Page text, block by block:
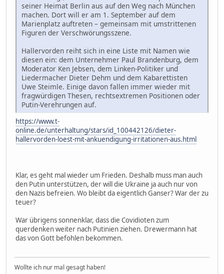
seiner Heimat Berlin aus auf den Weg nach München
machen. Dort will er am 1. September auf dem
Marienplatz auftreten – gemeinsam mit umstrittenen
Figuren der Verschwörungsszene.
Hallervorden reiht sich in eine Liste mit Namen wie
diesen ein: dem Unternehmer Paul Brandenburg, dem
Moderator Ken Jebsen, dem Linken-Politiker und
Liedermacher Dieter Dehm und dem Kabarettisten
Uwe Steimle. Einige davon fallen immer wieder mit
fragwürdigen Thesen, rechtsextremen Positionen oder
Putin-Verehrungen auf.
https://www.t-
online.de/unterhaltung/stars/id_100442126/dieter-
hallervorden-loest-mit-ankuendigung-irritationen-aus.html
Klar, es geht mal wieder um Frieden. Deshalb muss man auch
den Putin unterstützen, der will die Ukraine ja auch nur von
den Nazis befreien. Wo bleibt da eigentlich Ganser? War der zu
teuer?
War übrigens sonnenklar, dass die Covidioten zum
querdenken weiter nach Putinien ziehen. Drewermann hat
das von Gott befohlen bekommen.
Wollte ich nur mal gesagt haben!